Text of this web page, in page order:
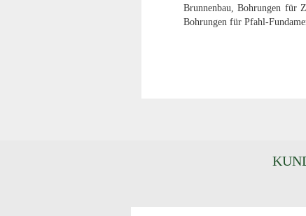
Brunnenbau, Bohrungen für
Bohrungen für Pfahl-